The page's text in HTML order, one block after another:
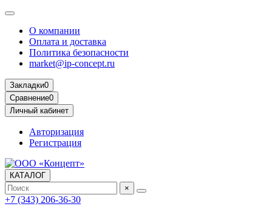
О компании
Оплата и доставка
Политика безопасности
market@ip-concept.ru
Закладки0
Сравнение0
Личный кабинет
Авторизация
Регистрация
КАТАЛОГ
×
+7 (343) 206-36-30